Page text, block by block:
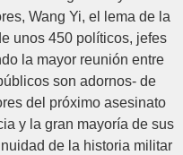
Wang Yi, el lema de la
unos 450 políticos, jefes
la mayor reunión entre
son adornos- de
del próximo asesinato
y la gran mayoría de sus
de la historia militar